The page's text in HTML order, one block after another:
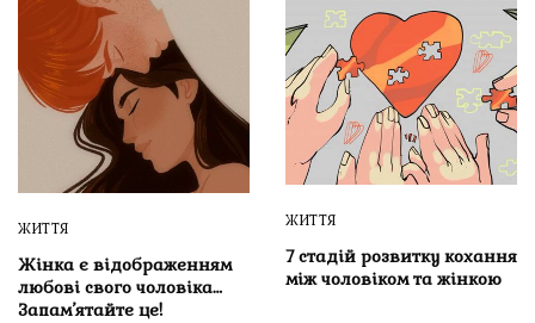
ЖИТТЯ
Жінка є відображенням
любові свого чоловіка…
Запам’ятайте це!
ЖИТТЯ
7 стадій розвитку кохання
між чоловіком та жінкою